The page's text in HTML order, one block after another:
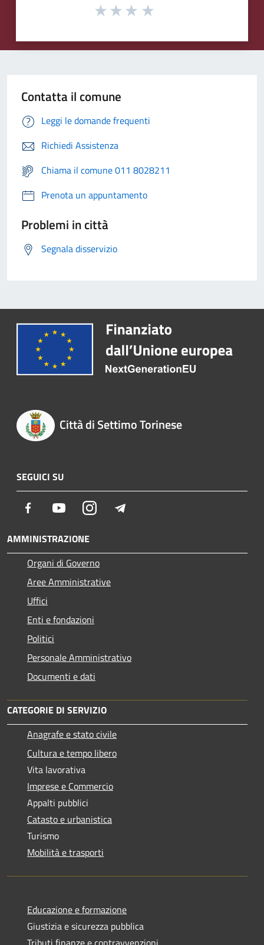
Contatta il comune
Leggi le domande frequenti
Richiedi Assistenza
Chiama il comune 011 8028211
Prenota un appuntamento
Problemi in città
Segnala disservizio
Città di Settimo Torinese
SEGUICI SU
Facebook YoutubeInstagram
AMMINISTRAZIONE
Organi di Governo
Aree Amministrative
Uffici
Enti e fondazioni
Politici
Personale Amministrativo
Documenti e dati
CATEGORIE DI SERVIZIO
Anagrafe e stato civile
Cultura e tempo libero
Vita lavorativa
Imprese e Commercio
Appalti pubblici
Catasto e urbanistica
Turismo
Mobilità e trasporti
Educazione e formazione
Giustizia e sicurezza pubblica